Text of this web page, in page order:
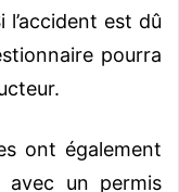
l’accident est dû
pourra
ont également
avec un permis